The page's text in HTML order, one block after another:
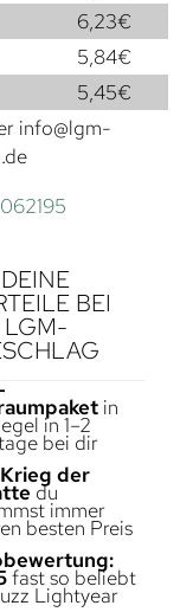
6,23€
5,84€
5,45€
info@lgm-
DEINE
BEI
LGM-
in
in 1–2
bei dir
der
du
immer
besten Preis
fast so beliebt
Lightyear